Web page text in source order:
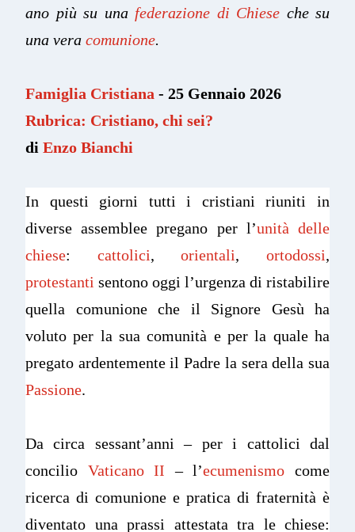
ano più su una federazione di Chiese che su
una vera comunione.
Famiglia Cristiana - 25 Gennaio 2026
Rubrica: Cristiano, chi sei?
di Enzo Bianchi
In questi giorni tutti i cristiani riuniti in
diverse assemblee pregano per l’unità delle
chiese: cattolici,orientali,ortodossi,
protestanti sentono oggi l’urgenza di ristabilire
quella comunione che il Signore Gesù ha
voluto per la sua comunità e per la quale ha
pregato ardentemente il Padre la sera della sua
Passione.
Da circa sessant’anni – per i cattolici dal
concilio Vaticano II – l’ecumenismo come
ricerca di comunione e pratica di fraternità è
diventato una prassi attestata tra le chiese: